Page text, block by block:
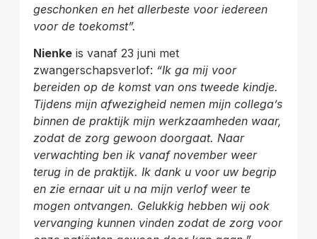
geschonken en het allerbeste voor iedereen
voor de toekomst”.
Nienkeis vanaf 23 juni met
zwangerschapsverlof: “Ik ga mij voor
bereiden op de komst van ons tweede kindje.
Tijdens mijn afwezigheid nemen mijn collega’s
binnen de praktijk mijn werkzaamheden waar,
zodat de zorg gewoon doorgaat. Naar
verwachting ben ik vanaf november weer
terug in de praktijk. Ik dank u voor uw begrip
en zie ernaar uit u na mijn verlof weer te
mogen ontvangen. Gelukkig hebben wij ook
vervanging kunnen vinden zodat de zorg voor